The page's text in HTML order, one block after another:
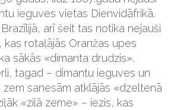
ieguves vietas Dienvidāfrikā.
arī šeit tas notika nejauši
kas rotaļājās Oranžas upes
sākās «dimanta drudzis».
tagad – dimantu ieguves un
sanesām atklājās «dzeltenā
«zilā zeme» – iezis, kas